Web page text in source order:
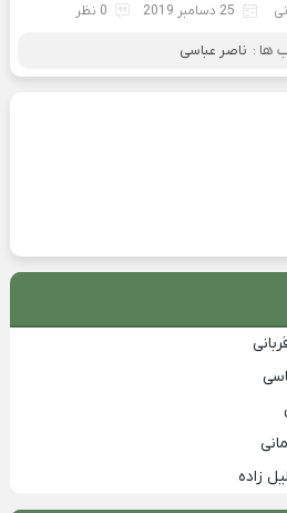
25 دسامبر 2019 0 نظر
ها : ناصر عباسی
زاده